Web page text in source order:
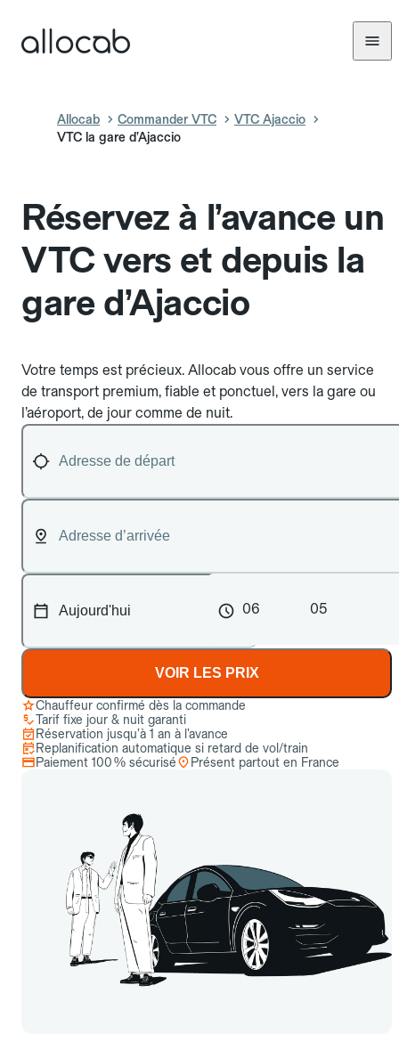
Allocab Commander VTC
VTC Ajaccio
VTC la gare d’Ajaccio
Réservez à l’avance un
VTC vers et depuis la
gare d’Ajaccio
Votre temps est précieux. Allocab vous offre un service
de transport premium, fiable et ponctuel, vers la gare ou
l’aéroport, de jour comme de nuit.
06 05
VOIR LES PRIX
Chauffeur confirmé dès la commande
Tarif fixe jour & nuit garanti
Réservation jusqu’à 1 an à l’avance
Replanification automatique si retard de vol/train
Paiement 100 % sécurisé
Présent partout en France